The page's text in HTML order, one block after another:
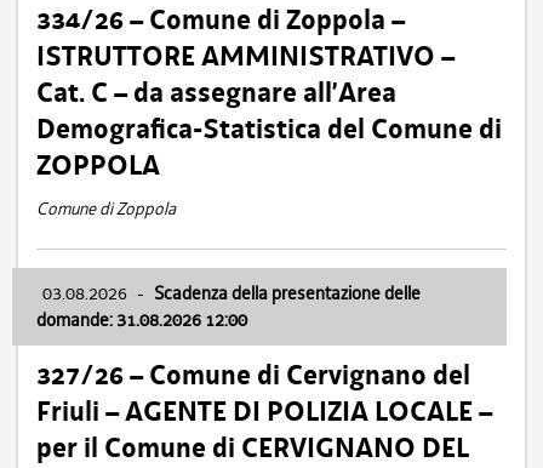
334/26 – Comune di Zoppola –
ISTRUTTORE AMMINISTRATIVO –
Cat. C – da assegnare all’Area
Demografica-Statistica del Comune di
ZOPPOLA
Comune di Zoppola
03.08.2026 - Scadenza della presentazione delle
domande: 31.08.2026 12:00
327/26 – Comune di Cervignano del
Friuli – AGENTE DI POLIZIA LOCALE –
per il Comune di CERVIGNANO DEL